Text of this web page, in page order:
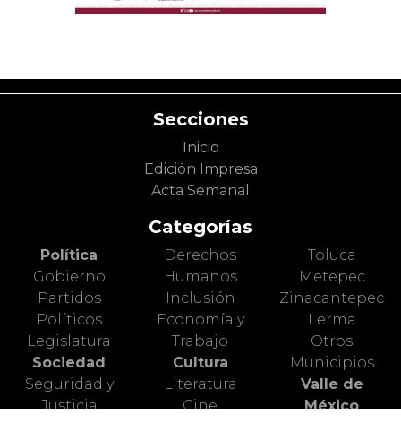
Secciones
Inicio
Edición Impresa
Acta Semanal
Categorías
Política
Gobierno
Partidos
Políticos
Legislatura
Sociedad
Seguridad y
Justicia
Derechos
Humanos
Inclusión
Economía y
Trabajo
Cultura
Literatura
Cine
Toluca
Metepec
Zinacantepec
Lerma
Otros
Municipios
Valle de
México